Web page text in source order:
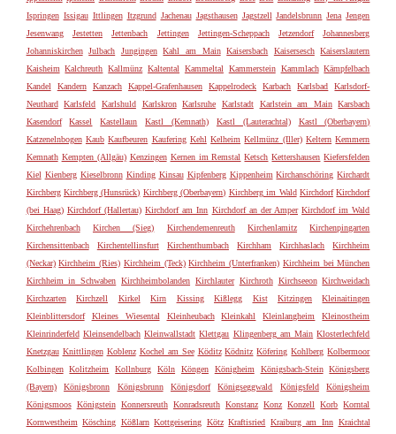
Ispringen Issigau Ittlingen Itzgrund Jachenau Jagsthausen Jagstzell Jandelsbrunn Jena Jengen
Jesenwang
Jestetten Jettenbach Jettingen Jettingen-Scheppach Jetzendorf
Johannesberg
Johanniskirchen
Julbach Jungingen Kahl am Main Kaisersbach Kaisersesch
Kaiserslautern
Kaisheim Kalchreuth Kallmünz Kaltental Kammeltal Kammerstein Kammlach Kämpfelbach
Kandel
Kandern Kanzach Kappel-Grafenhausen Kappelrodeck Karbach Karlsbad
Karlsdorf-
Neuthard
Karlsfeld Karlshuld Karlskron Karlsruhe Karlstadt Karlstein am Main
Karsbach
Kasendorf
Kassel Kastellaun Kastl (Kemnath) Kastl (Lauterachtal)
Kastl (Oberbayern)
Katzenelnbogen Kaub Kaufbeuren Kaufering Kehl Kelheim Kellmünz (Iller) Keltern Kemmern
Kemnath Kempten (Allgäu) Kenzingen Kernen im Remstal Ketsch Kettershausen Kiefersfelden
Kiel Kienberg Kieselbronn Kinding Kinsau Kipfenberg Kippenheim Kirchanschöring Kirchardt
Kirchberg Kirchberg (Hunsrück) Kirchberg (Oberbayern) Kirchberg im Wald Kirchdorf Kirchdorf
(bei Haag) Kirchdorf (Hallertau) Kirchdorf am Inn Kirchdorf an der Amper Kirchdorf im Wald
Kirchehrenbach
Kirchen (Sieg) Kirchendemenreuth Kirchenlamitz
Kirchenpingarten
Kirchensittenbach
Kirchentellinsfurt Kirchenthumbach Kirchham Kirchhaslach
Kirchheim
(Neckar) Kirchheim (Ries) Kirchheim (Teck) Kirchheim (Unterfranken) Kirchheim bei München
Kirchheim in Schwaben Kirchheimbolanden Kirchlauter Kirchroth Kirchseeon Kirchweidach
Kirchzarten
Kirchzell Kirkel Kirn Kissing Kißlegg Kist Kitzingen
Kleinaitingen
Kleinblittersdorf
Kleines Wiesental Kleinheubach Kleinkahl Kleinlangheim
Kleinostheim
Kleinrinderfeld Kleinsendelbach Kleinwallstadt Klettgau Klingenberg am Main Klosterlechfeld
Knetzgau Knittlingen Koblenz Kochel am See Köditz Ködnitz Köfering Kohlberg Kolbermoor
Kolbingen
Kolitzheim Kollnburg Köln Köngen Königheim Königsbach-Stein
Königsberg
(Bayern)
Königsbronn Königsbrunn Königsdorf Königseggwald Königsfeld
Königsheim
Königsmoos Königstein Konnersreuth Konradsreuth Konstanz Konz Konzell Korb Korntal
Kornwestheim Kösching Kößlarn Kottgeisering Kötz Kraftisried Kraiburg am Inn Kraichtal